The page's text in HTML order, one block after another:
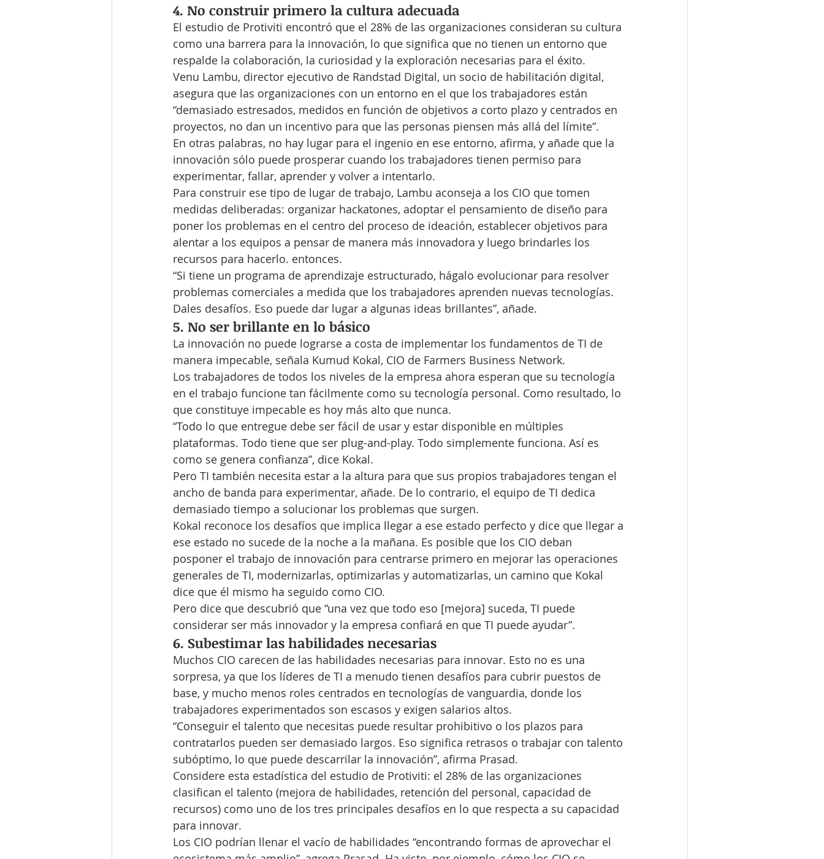
4. No construir primero la cultura adecuada
El estudio de Protiviti encontró que el 28% de las organizaciones consideran su cultura
como una barrera para la innovación, lo que significa que no tienen un entorno que
respalde la colaboración, la curiosidad y la exploración necesarias para el éxito.
Venu Lambu, director ejecutivo de Randstad Digital, un socio de habilitación digital,
asegura que las organizaciones con un entorno en el que los trabajadores están
“demasiado estresados, medidos en función de objetivos a corto plazo y centrados en
proyectos, no dan un incentivo para que las personas piensen más allá del límite”.
En otras palabras, no hay lugar para el ingenio en ese entorno, afirma, y ​​añade que la
innovación sólo puede prosperar cuando los trabajadores tienen permiso para
experimentar, fallar, aprender y volver a intentarlo.
Para construir ese tipo de lugar de trabajo, Lambu aconseja a los CIO que tomen
medidas deliberadas: organizar hackatones, adoptar el pensamiento de diseño para
poner los problemas en el centro del proceso de ideación, establecer objetivos para
alentar a los equipos a pensar de manera más innovadora y luego brindarles los
recursos para hacerlo. entonces.
“Si tiene un programa de aprendizaje estructurado, hágalo evolucionar para resolver
problemas comerciales a medida que los trabajadores aprenden nuevas tecnologías.
Dales desafíos. Eso puede dar lugar a algunas ideas brillantes”, añade.
5. No ser brillante en lo básico
La innovación no puede lograrse a costa de implementar los fundamentos de TI de
manera impecable, señala Kumud Kokal, CIO de Farmers Business Network.
Los trabajadores de todos los niveles de la empresa ahora esperan que su tecnología
en el trabajo funcione tan fácilmente como su tecnología personal. Como resultado, lo
que constituye impecable es hoy más alto que nunca.
“Todo lo que entregue debe ser fácil de usar y estar disponible en múltiples
plataformas. Todo tiene que ser plug-and-play. Todo simplemente funciona. Así es
como se genera confianza”, dice Kokal.
Pero TI también necesita estar a la altura para que sus propios trabajadores tengan el
ancho de banda para experimentar, añade. De lo contrario, el equipo de TI dedica
demasiado tiempo a solucionar los problemas que surgen.
Kokal reconoce los desafíos que implica llegar a ese estado perfecto y dice que llegar a
ese estado no sucede de la noche a la mañana. Es posible que los CIO deban
posponer el trabajo de innovación para centrarse primero en mejorar las operaciones
generales de TI, modernizarlas, optimizarlas y automatizarlas, un camino que Kokal
dice que él mismo ha seguido como CIO.
Pero dice que descubrió que “una vez que todo eso [mejora] suceda, TI puede
considerar ser más innovador y la empresa confiará en que TI puede ayudar”.
6. Subestimar las habilidades necesarias
Muchos CIO carecen de las habilidades necesarias para innovar. Esto no es una
sorpresa, ya que los líderes de TI a menudo tienen desafíos para cubrir puestos de
base, y mucho menos roles centrados en tecnologías de vanguardia, donde los
trabajadores experimentados son escasos y exigen salarios altos.
“Conseguir el talento que necesitas puede resultar prohibitivo o los plazos para
contratarlos pueden ser demasiado largos. Eso significa retrasos o trabajar con talento
subóptimo, lo que puede descarrilar la innovación”, afirma Prasad.
Considere esta estadística del estudio de Protiviti: el 28% de las organizaciones
clasifican el talento (mejora de habilidades, retención del personal, capacidad de
recursos) como uno de los tres principales desafíos en lo que respecta a su capacidad
para innovar.
Los CIO podrían llenar el vacío de habilidades “encontrando formas de aprovechar el